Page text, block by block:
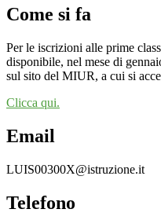
Come si fa
Per le iscrizioni alle prime
disponibile, nel mese di
sul sito del MIUR, a cui si
Clicca qui.
Email
LUIS00300X@istruzione.it
Telefono